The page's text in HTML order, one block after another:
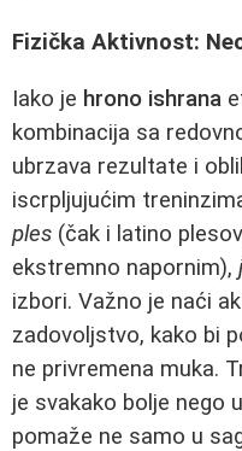
Fizička Aktivnost:
Iako je hrono ishrana
kombinacija sa
ubrzava rezultate i
iscrpljujućim
ples (čak i latino
ekstremno napornim),
izbori. Važno je naći
zadovoljstvo, kako bi
ne privremena muka.
je svakako bolje nego
pomaže ne samo u